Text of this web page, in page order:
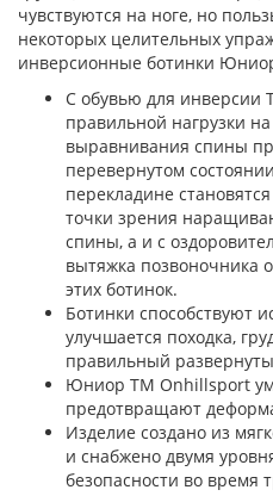
чувствуются на ноге, но
некоторых целительных
инверсионные ботинки
С обувью для инверсии
правильной нагрузки
выравнивания спины
перевернутом
перекладине
точки зрения
спины, а и с
вытяжка позвоночника
этих ботинок.
Ботинки способствуют
улучшается походка,
правильный
Юниор ТМ Onhillsport
предотвращают
Изделие создано из
и снабжено двумя
безопасности во время